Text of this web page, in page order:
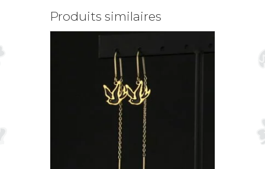
Produits similaires